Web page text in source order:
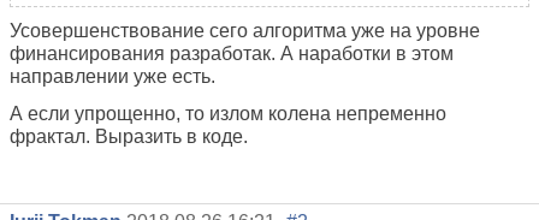
Усовершенствование сего алгоритма уже на уровне
финансирования разработак. А наработки в этом
направлении уже есть.
А если упрощенно, то излом колена непременно
фрактал. Выразить в коде.